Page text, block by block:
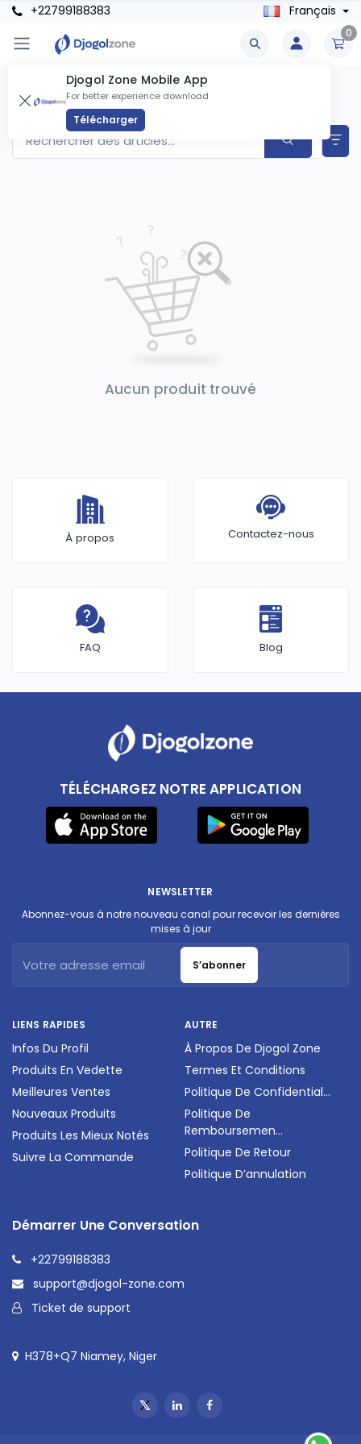
+22799188383 Français
0
Djogol Zone Mobile App
For better experience download
Télécharger
Drones Produits
Articles trouvés
Aucun produit trouvé
À propos Contactez-nous
FAQ Blog
TÉLÉCHARGEZ NOTRE APPLICATION
LIENS RAPIDES
Infos Du Profil
Produits En Vedette
Meilleures Ventes
Nouveaux Produits
Produits Les Mieux Notés
Suivre La Commande
AUTRE
À Propos De Djogol Zone
Termes Et Conditions
Politique De Confidential...
Politique De
Remboursemen...
Politique De Retour
Politique D’annulation
NEWSLETTER
Abonnez-vous à notre nouveau canal pour recevoir les dernières
mises à jour
S’abonner
Démarrer Une Conversation
+22799188383
support@djogol-zone.com
Ticket de support
H378+Q7 Niamey, Niger